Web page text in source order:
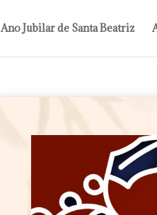
Ano Jubilar de Santa Beatriz